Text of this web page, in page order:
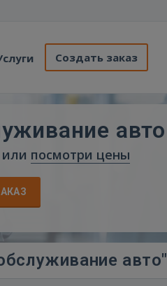
Создать заказ
авто
или посмотри цены
авто"